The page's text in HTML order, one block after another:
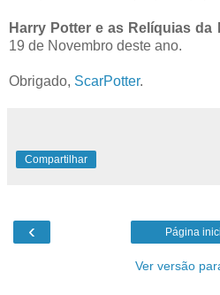
Harry Potter e as Relíquias da
19 de Novembro deste ano.
Obrigado, ScarPotter.
Compartilhar
‹ Página
Ver versão